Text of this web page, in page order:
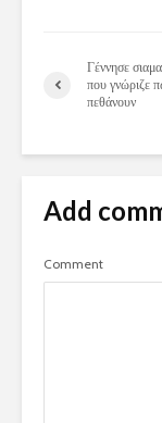
Γέννησε
που γνώριζε
πεθάνουν
Add
Comment